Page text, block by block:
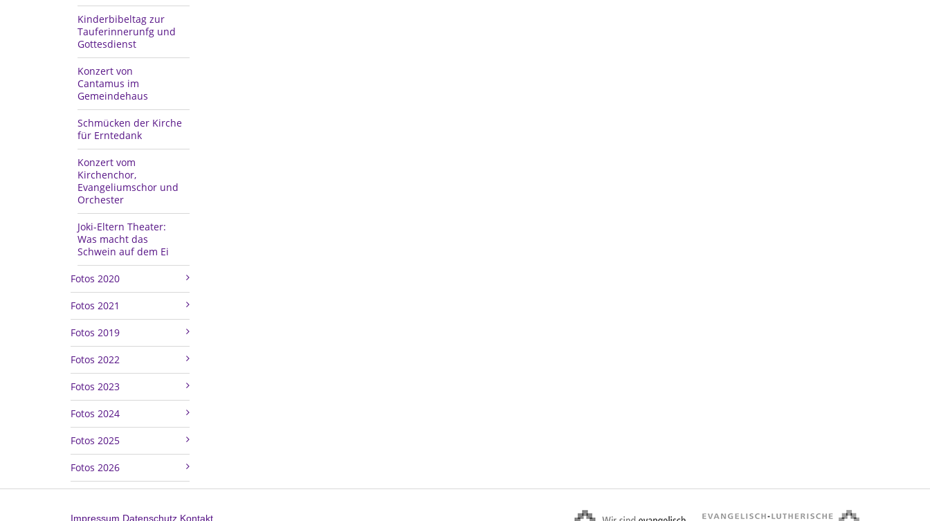
Kinderbibeltag zur
Tauferinnerunfg und
Gottesdienst
Konzert von
Cantamus im
Gemeindehaus
Schmücken der Kirche
für Erntedank
Konzert vom
Kirchenchor,
Evangeliumschor und
Orchester
Joki-Eltern Theater:
Was macht das
Schwein auf dem Ei
Fotos 2020
Fotos 2021
Fotos 2019
Fotos 2022
Fotos 2023
Fotos 2024
Fotos 2025
Fotos 2026
Impressum Datenschutz Kontakt